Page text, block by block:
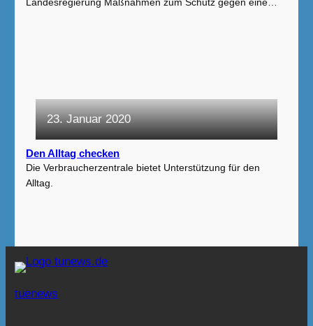
23. Januar 2020
Den Alltag checken
Die Verbraucherzentrale bietet Unterstützung für den
Alltag.
tuenews